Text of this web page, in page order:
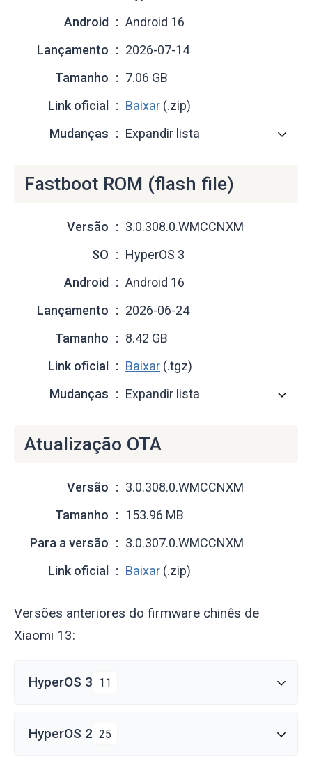
Android
Android 16
Lançamento
2026-07-14
Tamanho
7.06 GB
Link oficial
Baixar (.zip)
Mudanças
Expandir lista
Fastboot ROM (flash file)
Versão
3.0.308.0.WMCCNXM
SO
HyperOS 3
Android
Android 16
Lançamento
2026-06-24
Tamanho
8.42 GB
Link oficial
Baixar (.tgz)
Mudanças
Expandir lista
Atualização OTA
Versão
3.0.308.0.WMCCNXM
Tamanho
153.96 MB
Para a versão
3.0.307.0.WMCCNXM
Link oficial
Baixar (.zip)
Versões anteriores do firmware chinês de
Xiaomi 13:
HyperOS 3 11
HyperOS 2 25